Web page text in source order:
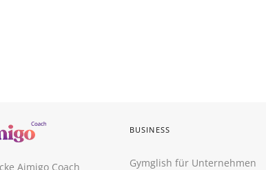
Aimigo Coach
BUSINESS
Gymglish für Unternehmen